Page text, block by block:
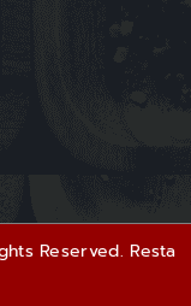
Reserved.Resta